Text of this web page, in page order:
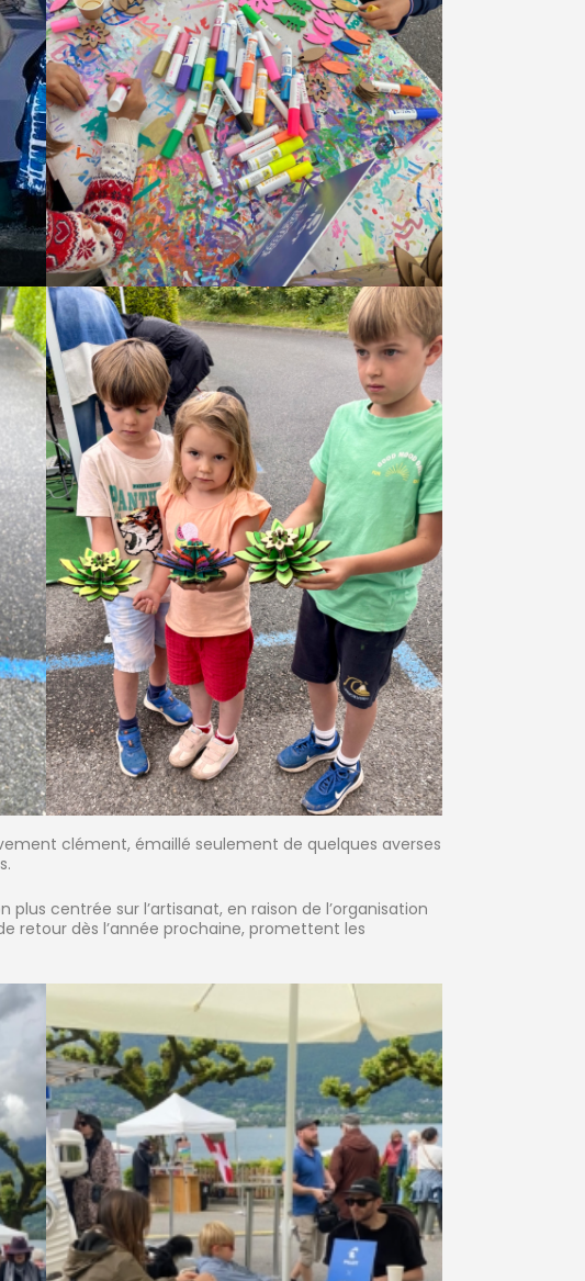
clément, émaillé seulement de quelques averses
centrée sur l’artisanat, en raison de l’organisation
retour dès l’année prochaine, promettent les